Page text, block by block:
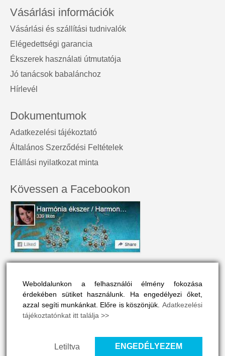
Vásárlási információk
Vásárlási és szállítási tudnivalók
Elégedettségi garancia
Ékszerek használati útmutatója
Jó tanácsok babalánchoz
Hírlevél
Dokumentumok
Adatkezelési tájékoztató
Általános Szerződési Feltételek
Elállási nyilatkozat minta
Kövessen a Facebookon
A Harmónia Ékszer az egyéniség szépségét tükrözi.
Olyan színes és vonzó, mint a viselője maga.
A honlapon drágakövek, ásványok és gyógyító kövek vélt
Weboldalunkon a felhasználói élmény fokozása
érdekében sütiket használunk. Ha engedélyezi őket,
azzal segíti munkánkat. Előre is köszönjük. Adatkezelési
tájékoztatónkat itt találja >>
ENGEDÉLYEZEM
Letiltva